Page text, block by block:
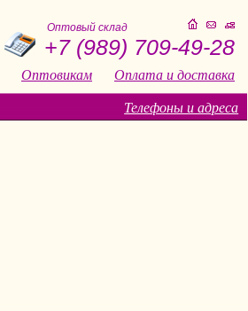
Оптовый склад
+7 (989) 709-49-28
Оптовикам
Оплата и доставка
Телефоны и адреса